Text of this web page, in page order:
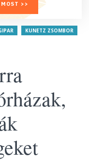
>>
KUNETZ ZSOMBOR